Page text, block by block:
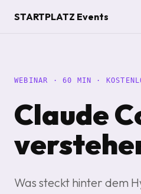
STARTPLATZ Events
WEBINAR · 60 MIN ·
Claude
Was steckt hinter dem